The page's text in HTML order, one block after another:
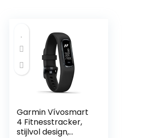
Garmin Vívosmart
4 Fitnesstracker,
stijlvol design,